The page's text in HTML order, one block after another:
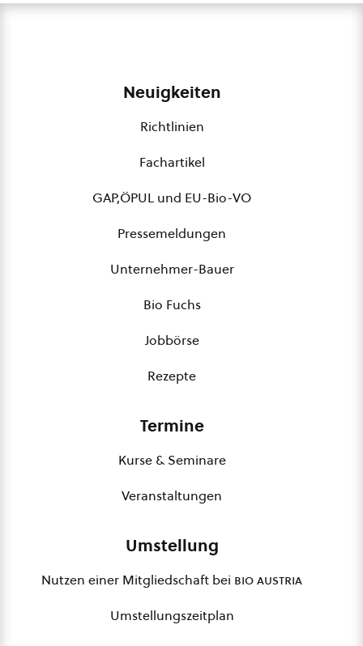
Neuigkeiten
Richtlinien
Fachartikel
GAP,ÖPUL und EU-Bio-VO
Pressemeldungen
Unternehmer-Bauer
Bio Fuchs
Jobbörse
Rezepte
Termine
Kurse & Seminare
Veranstaltungen
Umstellung
Nutzen einer Mitgliedschaft bei bio austria
Umstellungszeitplan